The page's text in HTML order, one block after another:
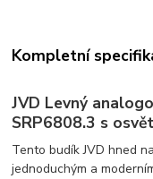
Kompletní
JVD Levný
SRP6808.3 s
Tento budík JVD hned
jednoduchým a